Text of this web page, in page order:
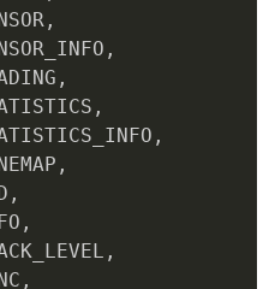
,
,
,
,
,
,
,
,
,
,